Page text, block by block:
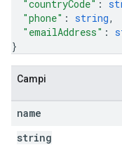
"countryCode" :
"phone" : string,
"emailAddress" :
}
Campi
name
string